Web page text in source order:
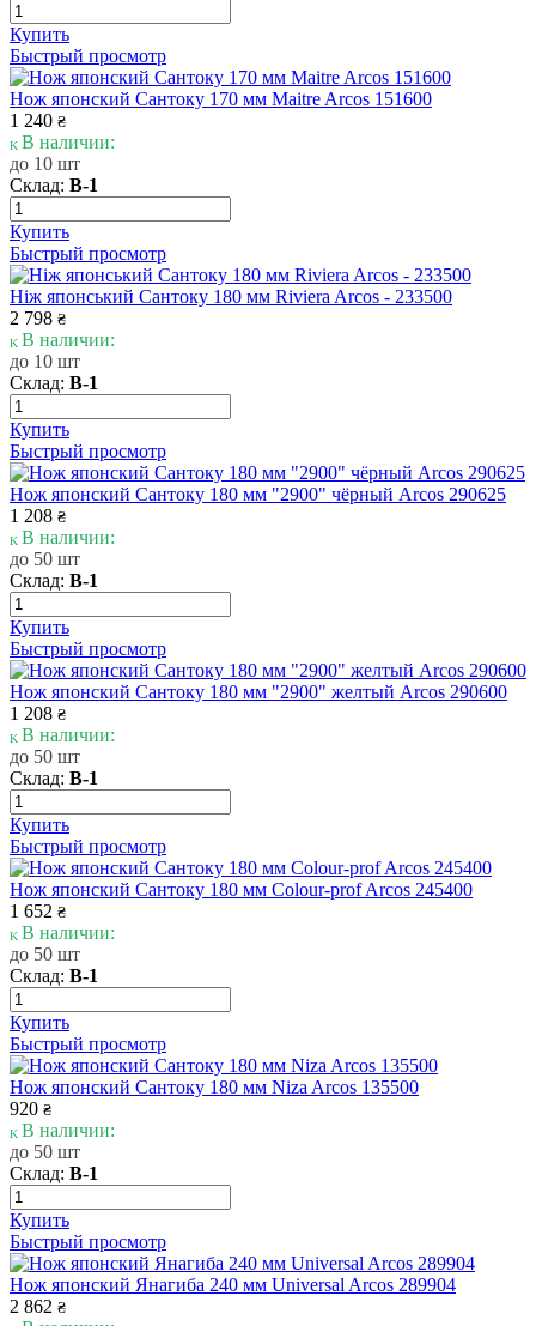
Купить
Быстрый просмотр
Нож японский Сантоку 170 мм Maitre Arcos 151600
1 240 ₴
В наличии:
до 10 шт
Склад: В-1
Купить
Быстрый просмотр
Ніж японський Сантоку 180 мм Riviera Arcos - 233500
2 798 ₴
В наличии:
до 10 шт
Склад: В-1
Купить
Быстрый просмотр
Нож японский Сантоку 180 мм "2900" чёрный Arcos 290625
1 208 ₴
В наличии:
до 50 шт
Склад: В-1
Купить
Быстрый просмотр
Нож японский Сантоку 180 мм "2900" желтый Arcos 290600
1 208 ₴
В наличии:
до 50 шт
Склад: В-1
Купить
Быстрый просмотр
Нож японский Сантоку 180 мм Сolour-prof Arcos 245400
1 652 ₴
В наличии:
до 50 шт
Склад: В-1
Купить
Быстрый просмотр
Нож японский Сантоку 180 мм Niza Arcos 135500
920 ₴
В наличии:
до 50 шт
Склад: В-1
Купить
Быстрый просмотр
Нож японский Янагиба 240 мм Universal Arcos 289904
2 862 ₴